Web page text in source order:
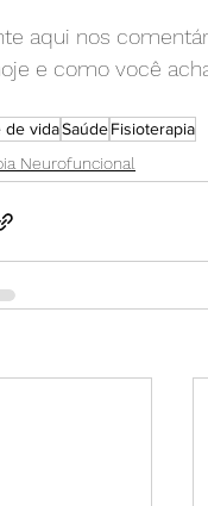
aqui nos
e como você
de vidaSaúdeFisioterapia
Neurofuncional